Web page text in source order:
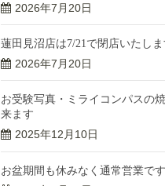
2026年7月20日
蓮田見沼店は7/21で閉店いたしま
2026年7月20日
お受験写真・ミライコンパスの
来ます
2025年12月10日
お盆期間も休みなく通常営業です